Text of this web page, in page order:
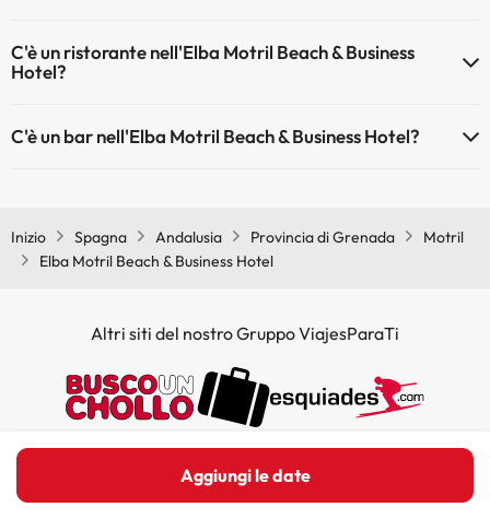
Aggiungi le date
nelle aree comuni.
C'è un ristorante nell'Elba Motril Beach & Business
Hotel?
C'è un bar nell'Elba Motril Beach & Business Hotel?
Inizio Spagna Andalusia Provincia di Grenada
Motril
Elba Motril Beach & Business Hotel
Altri siti del nostro Gruppo ViajesParaTi